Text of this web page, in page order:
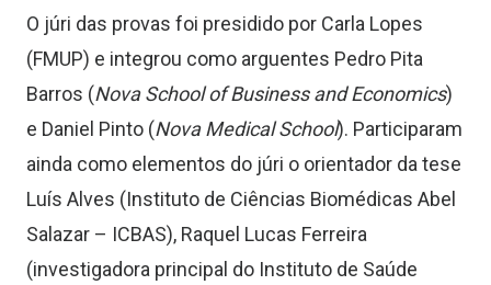
O júri das provas foi presidido por Carla Lopes
(FMUP) e integrou como arguentes Pedro Pita
Barros (Nova School of Business and Economics)
e Daniel Pinto (Nova Medical School). Participaram
ainda como elementos do júri o orientador da tese
Luís Alves (Instituto de Ciências Biomédicas Abel
Salazar – ICBAS), Raquel Lucas Ferreira
(investigadora principal do Instituto de Saúde